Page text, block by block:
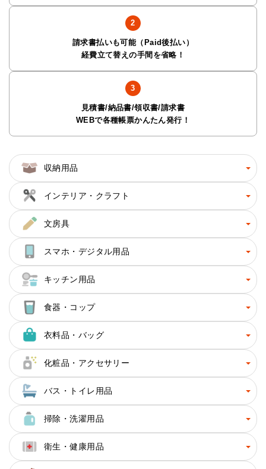
請求書払いも可能（Paid後払い）
経費立て替えの手間を省略！
見積書/納品書/領収書/請求書
WEBで各種帳票かんたん発行！
収納用品
インテリア・クラフト
文房具
スマホ・デジタル用品
キッチン用品
食器・コップ
衣料品・バッグ
化粧品・アクセサリー
バス・トイレ用品
掃除・洗濯用品
衛生・健康用品